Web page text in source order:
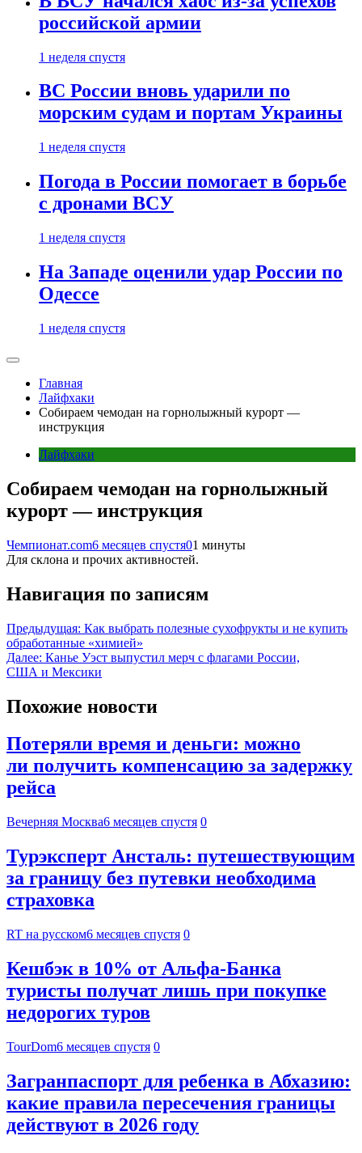
российской армии
1 неделя спустя
ВС России вновь ударили по
морским судам и портам Украины
1 неделя спустя
Погода в России помогает в борьбе
с дронами ВСУ
1 неделя спустя
На Западе оценили удар России по
Одессе
1 неделя спустя
Главная
Лайфхаки
Собираем чемодан на горнолыжный курорт —
инструкция
Лайфхаки
Собираем чемодан на горнолыжный
курорт — инструкция
Чемпионат.com6 месяцев спустя01 минуты
Для склона и прочих активностей.
Навигация по записям
Предыдущая: Как выбрать полезные сухофрукты и не купить
обработанные «химией»
Далее: Канье Уэст выпустил мерч с флагами России,
США и Мексики
Похожие новости
Потеряли время и деньги: можно
ли получить компенсацию за задержку
рейса
Вечерняя Москва6 месяцев спустя 0
Турэксперт Ансталь: путешествующим
за границу без путевки необходима
страховка
RT на русском6 месяцев спустя 0
Кешбэк в 10% от Альфа-Банка
туристы получат лишь при покупке
недорогих туров
TourDom6 месяцев спустя 0
Загранпаспорт для ребенка в Абхазию:
какие правила пересечения границы
действуют в 2026 году